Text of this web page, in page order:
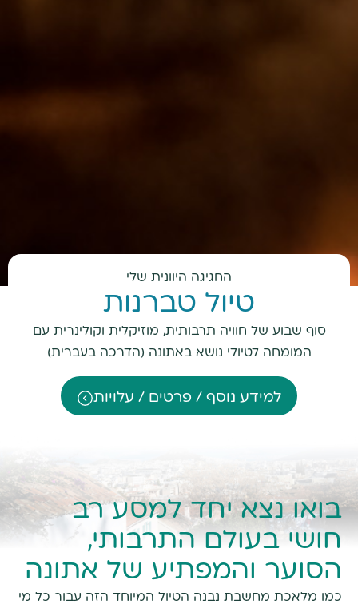
החגיגה היוונית שלי
טיול טברנות
סוף שבוע של חוויה תרבותית, מוזיקלית וקולינרית עם
המומחה לטיולי נושא באתונה (הדרכה בעברית)
למידע נוסף / פרטים / עלויות
בואו נצא יחד למסע רב
חושי בעולם התרבותי,
הסוער והמפתיע של אתונה
כמו מלאכת מחשבת נבנה הטיול המיוחד הזה עבור כל מי